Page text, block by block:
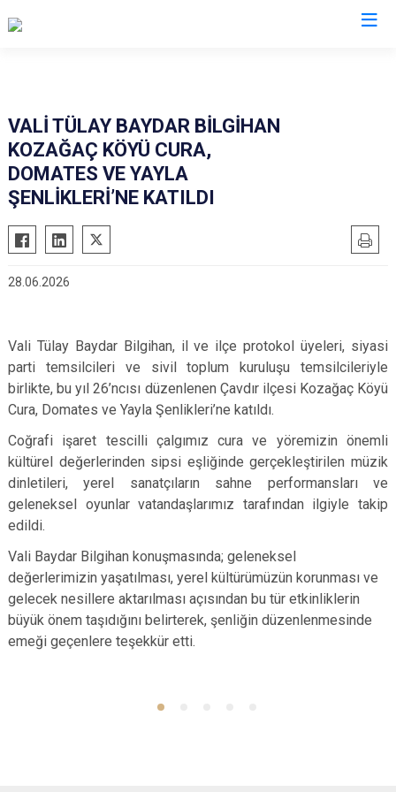
VALİ TÜLAY BAYDAR BİLGİHAN
KOZAĞAÇ KÖYÜ CURA,
DOMATES VE YAYLA
ŞENLİKLERİ’NE KATILDI
28.06.2026
Vali Tülay Baydar Bilgihan, il ve ilçe protokol üyeleri, siyasi
parti temsilcileri ve sivil toplum kuruluşu temsilcileriyle
birlikte, bu yıl 26’ncısı düzenlenen Çavdır ilçesi Kozağaç Köyü
Cura, Domates ve Yayla Şenlikleri’ne katıldı.
Coğrafi işaret tescilli çalgımız cura ve yöremizin önemli
kültürel değerlerinden sipsi eşliğinde gerçekleştirilen müzik
dinletileri, yerel sanatçıların sahne performansları ve
geleneksel oyunlar vatandaşlarımız tarafından ilgiyle takip
edildi.
Vali Baydar Bilgihan konuşmasında; geleneksel
değerlerimizin yaşatılması, yerel kültürümüzün korunması ve
gelecek nesillere aktarılması açısından bu tür etkinliklerin
büyük önem taşıdığını belirterek, şenliğin düzenlenmesinde
emeği geçenlere teşekkür etti.